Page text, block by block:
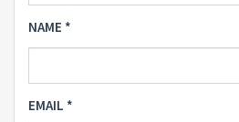
NAME *
EMAIL *